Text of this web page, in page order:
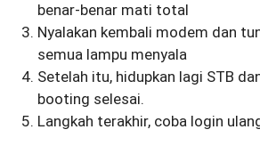
benar-benar mati total
Nyalakan kembali modem dan
semua lampu menyala
Setelah itu, hidupkan lagi STB
booting selesai.
Langkah terakhir, coba login